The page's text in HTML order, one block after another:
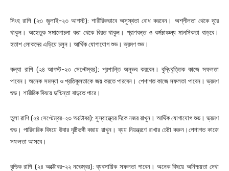
সিংহ রাশি (২৩ জুলাই-২৩ আগস্ট): শারীরিকভাবে অসুস্থতা বোধ করবেন। অশ্লীলতা থেকে দূরে
থাকুন। অহেতুক সমালোচনা করা থেকে বিরত থাকুন। প্রাণবন্ত ও কর্মচাঞ্চল্য মানসিকতা বাড়বে।
হতাশ লোকদের এড়িয়ে চলুন। আর্থিক যোগাযোগ শুভ। ভ্রমণ শুভ।
কন্যা রাশি (২৪ আগস্ট-২৩ সেপ্টেম্বর): প্রশান্তি অনুভব করবেন। বুদ্ধিবৃত্তিক কাজে সফলতা
পাবেন। অনেক সমস্যা ও প্রতিকূলতাকে জয় করতে পারবেন। পেশাগত কাজে সফলতা পাবেন। ভ্রমণ
শুভ। শারীরিক বিষয়ে দুশ্চিন্তা বাড়তে পারে।
তুলা রাশি (২৪ সেপ্টেম্বর-২৩ অক্টোবর): সুস্বাস্থ্যের দিকে নজর রাখুন। আর্থিক যোগাযোগ শুভ। ভ্রমণ
শুভ। পারিবারিক বিষয়ে উদার দৃষ্টিভঙ্গী বজায় রাখুন। ব্যয় নিয়ন্ত্রণে রাখার চেষ্টা করুন।পেশাগত কাজে
সফলতা আসবে।
বৃশ্চিক রাশি (২৪ অক্টোবর-২২ নভেম্বর): ব্যবসায়িক সফলতা পাবেন। অনেক বিষয়ে অনিশ্চয়তা দেখা